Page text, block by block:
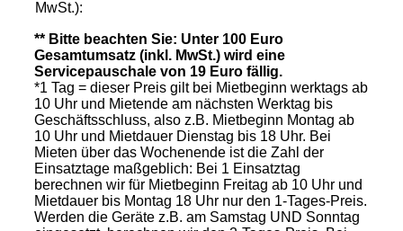
MwSt.):
** Bitte beachten Sie: Unter 100 Euro
Gesamtumsatz (inkl. MwSt.) wird eine
Servicepauschale von 19 Euro fällig.
*1 Tag = dieser Preis gilt bei Mietbeginn werktags ab
10 Uhr und Mietende am nächsten Werktag bis
Geschäftsschluss, also z.B. Mietbeginn Montag ab
10 Uhr und Mietdauer Dienstag bis 18 Uhr. Bei
Mieten über das Wochenende ist die Zahl der
Einsatztage maßgeblich: Bei 1 Einsatztag
berechnen wir für Mietbeginn Freitag ab 10 Uhr und
Mietdauer bis Montag 18 Uhr nur den 1-Tages-Preis.
Werden die Geräte z.B. am Samstag UND Sonntag